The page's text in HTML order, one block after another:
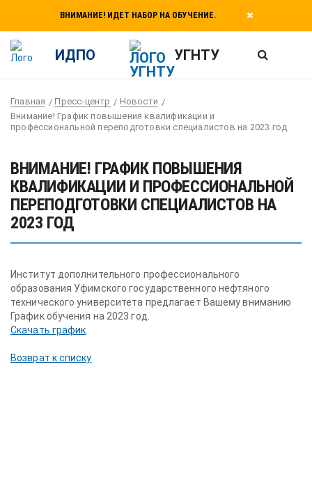
ВНИМАНИЕ! ИДЕТ НАБОР НА ОБУЧЕНИЕ.
ИДПО УГНТУ
Главная Пресс-центр
Новости
Внимание! График повышения квалификации и
профессиональной переподготовки специалистов на 2023 год
ВНИМАНИЕ! ГРАФИК ПОВЫШЕНИЯ
КВАЛИФИКАЦИИ И ПРОФЕССИОНАЛЬНОЙ
ПЕРЕПОДГОТОВКИ СПЕЦИАЛИСТОВ НА
2023 ГОД
Институт дополнительного профессионального
образования Уфимского государственного нефтяного
технического университета предлагает Вашему вниманию
График обучения на 2023 год.
Скачать график
Возврат к списку